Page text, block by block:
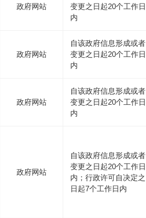
政府网站
变更之日起20个工作日
内
政府网站
自该政府信息形成或者
变更之日起20个工作日
内
政府网站
自该政府信息形成或者
变更之日起20个工作日
内
政府网站
自该政府信息形成或者
变更之日起20个工作日
内；行政许可自决定之
日起7个工作日内